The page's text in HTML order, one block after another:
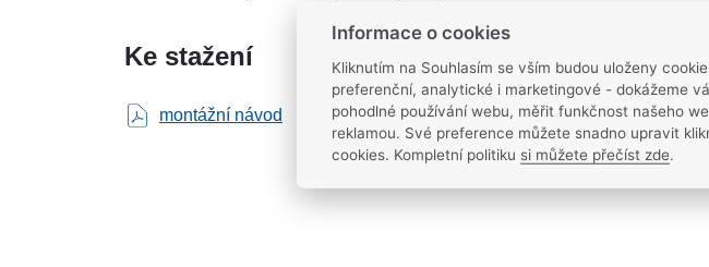
Ke stažení
montážní návod montážní šablona prohlášení o
Informace o cookies
Kliknutím na Souhlasím se vším budou uloženy
preferenční, analytické i marketingové - dokážeme
pohodlné používání webu, měřit funkčnost našeho
reklamou. Své preference můžete snadno upravit
cookies. Kompletní politiku si můžete přečíst zde.